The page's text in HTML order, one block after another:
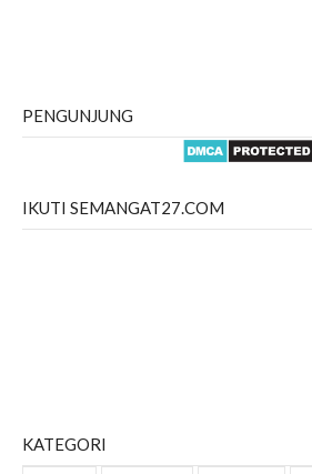
PENGUNJUNG
IKUTI SEMANGAT27.COM
KATEGORI